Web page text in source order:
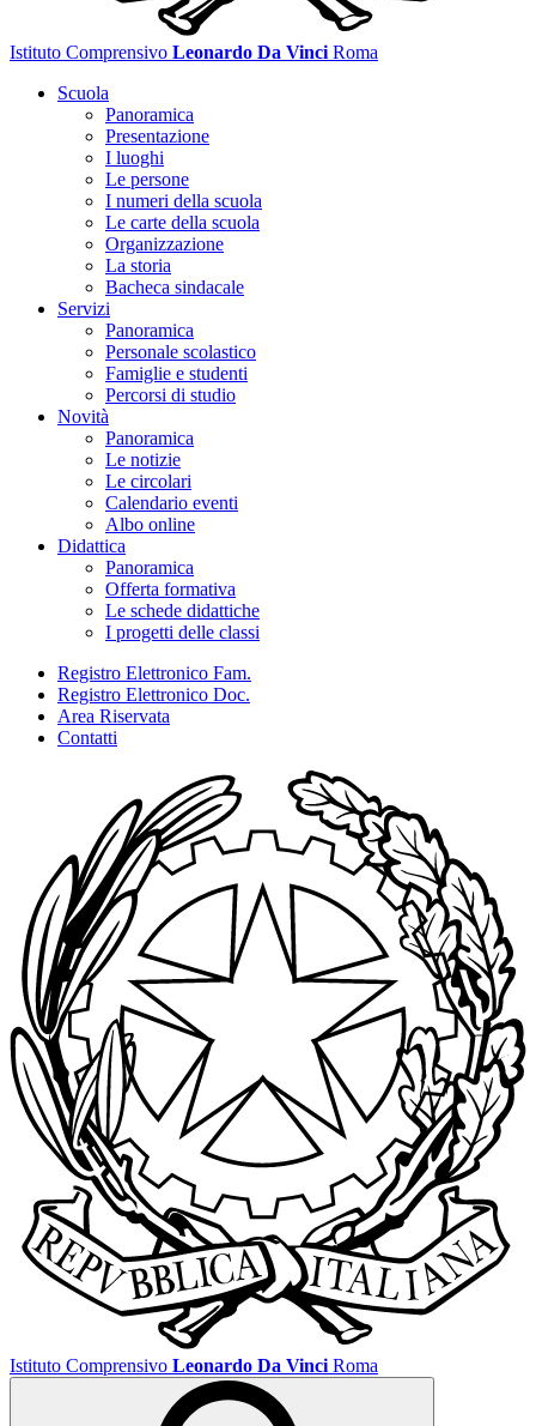
Istituto Comprensivo Leonardo Da Vinci Roma
Scuola
Panoramica
Presentazione
I luoghi
Le persone
I numeri della scuola
Le carte della scuola
Organizzazione
La storia
Bacheca sindacale
Servizi
Panoramica
Personale scolastico
Famiglie e studenti
Percorsi di studio
Novità
Panoramica
Le notizie
Le circolari
Calendario eventi
Albo online
Didattica
Panoramica
Offerta formativa
Le schede didattiche
I progetti delle classi
Registro Elettronico Fam.
Registro Elettronico Doc.
Area Riservata
Contatti
Istituto Comprensivo Leonardo Da Vinci Roma